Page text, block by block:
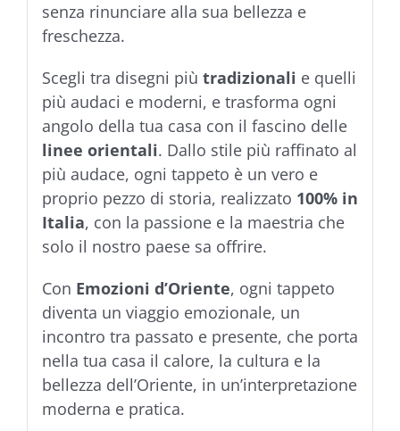
senza rinunciare alla sua bellezza e
freschezza.
Scegli tra disegni più tradizionali e quelli
più audaci e moderni, e trasforma ogni
angolo della tua casa con il fascino delle
linee orientali. Dallo stile più raffinato al
più audace, ogni tappeto è un vero e
proprio pezzo di storia, realizzato 100% in
Italia, con la passione e la maestria che
solo il nostro paese sa offrire.
Con Emozioni d’Oriente, ogni tappeto
diventa un viaggio emozionale, un
incontro tra passato e presente, che porta
nella tua casa il calore, la cultura e la
bellezza dell’Oriente, in un’interpretazione
moderna e pratica.